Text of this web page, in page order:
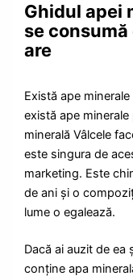
Ghidul apei
se
are
Există ape
există ape
minerală Vâlcele
este singura de
marketing. Este
de ani și o
lume o egalează.
Dacă ai auzit de ea
conține apa